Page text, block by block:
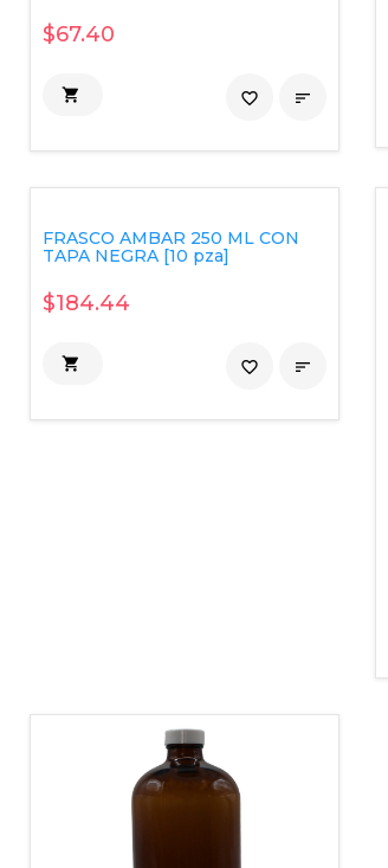
$67.40
 
favorite_border
FRASCO AMBAR 250 ML CON
TAPA NEGRA [10 pza]
$184.44
 
favorite_border